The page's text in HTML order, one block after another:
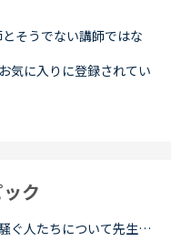
そうでない講師ではな
気に入りに登録されてい
ク
カランメソッドの特性を理解せずに、騒ぐ人たちについて先生方のレビューを見ていると、カランの進め方について苦言を呈しているレビューが目立つように思いました。これについて、個人的には「それは、生徒の方...